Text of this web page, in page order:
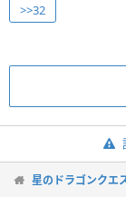
>>32
星のドラゴンクエ